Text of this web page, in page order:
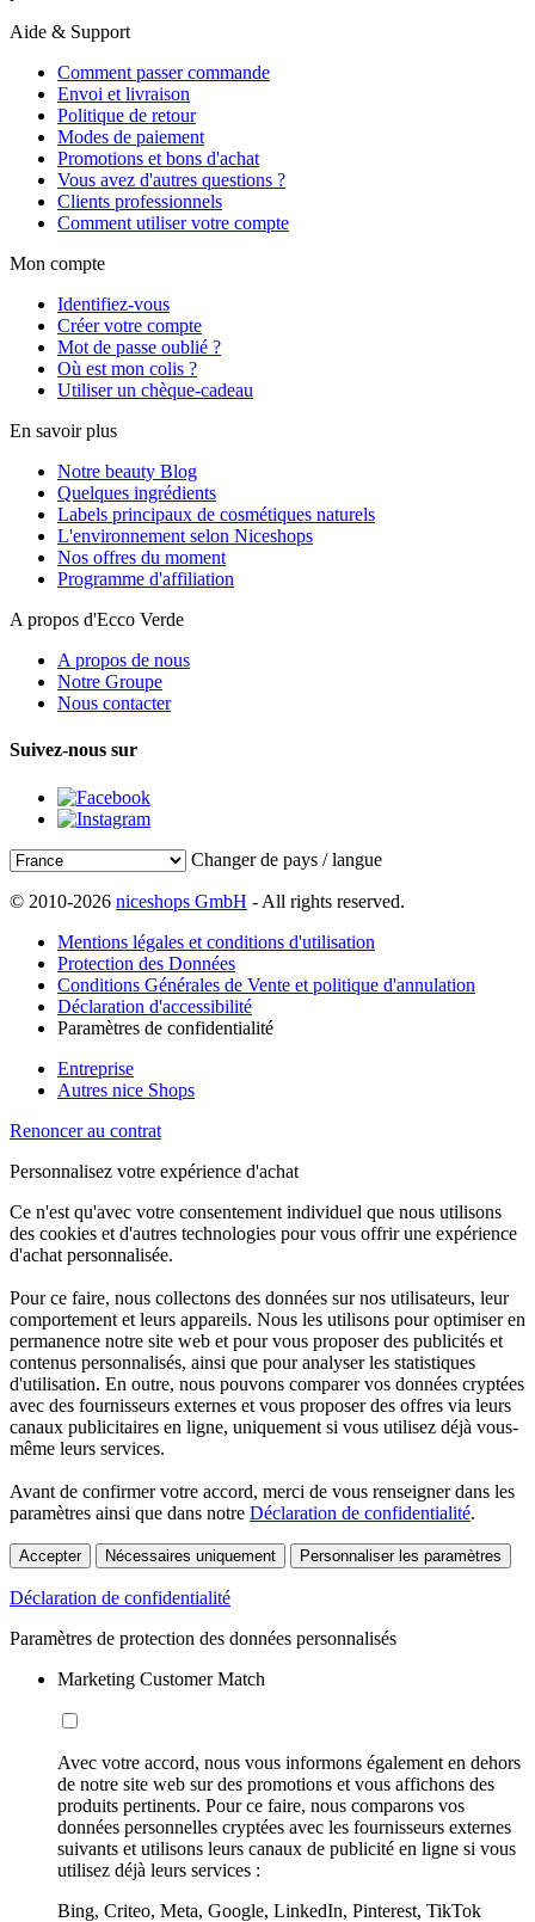
Aide & Support
Comment passer commande
Envoi et livraison
Politique de retour
Modes de paiement
Promotions et bons d'achat
Vous avez d'autres questions ?
Clients professionnels
Comment utiliser votre compte
Mon compte
Identifiez-vous
Créer votre compte
Mot de passe oublié ?
Où est mon colis ?
Utiliser un chèque-cadeau
En savoir plus
Notre beauty Blog
Quelques ingrédients
Labels principaux de cosmétiques naturels
L'environnement selon Niceshops
Nos offres du moment
Programme d'affiliation
A propos d'Ecco Verde
A propos de nous
Notre Groupe
Nous contacter
Suivez-nous sur
Changer de pays / langue
© 2010-2026 niceshops GmbH - All rights reserved.
Mentions légales et conditions d'utilisation
Protection des Données
Conditions Générales de Vente et politique d'annulation
Déclaration d'accessibilité
Paramètres de confidentialité
Entreprise
Autres nice Shops
Renoncer au contrat
Personnalisez votre expérience d'achat
Ce n'est qu'avec votre consentement individuel que nous utilisons
des cookies et d'autres technologies pour vous offrir une expérience
d'achat personnalisée.
Pour ce faire, nous collectons des données sur nos utilisateurs, leur
comportement et leurs appareils. Nous les utilisons pour optimiser en
permanence notre site web et pour vous proposer des publicités et
contenus personnalisés, ainsi que pour analyser les statistiques
d'utilisation. En outre, nous pouvons comparer vos données cryptées
avec des fournisseurs externes et vous proposer des offres via leurs
canaux publicitaires en ligne, uniquement si vous utilisez déjà vous-
même leurs services.
Avant de confirmer votre accord, merci de vous renseigner dans les
paramètres ainsi que dans notre Déclaration de confidentialité.
Accepter Nécessaires uniquement Personnaliser les paramètres
Déclaration de confidentialité
Paramètres de protection des données personnalisés
Marketing Customer Match
Avec votre accord, nous vous informons également en dehors
de notre site web sur des promotions et vous affichons des
produits pertinents. Pour ce faire, nous comparons vos
données personnelles cryptées avec les fournisseurs externes
suivants et utilisons leurs canaux de publicité en ligne si vous
utilisez déjà leurs services :
Bing, Criteo, Meta, Google, LinkedIn, Pinterest, TikTok